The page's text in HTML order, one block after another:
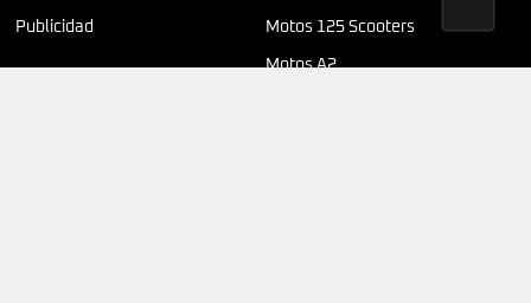
Publicidad Motos 125 Scooters
Motos A2